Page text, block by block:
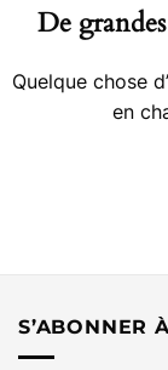
De
Quelque chose
en
S’ABONNER